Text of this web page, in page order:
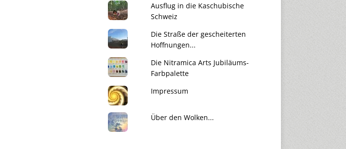
Ausflug in die Kaschubische
Schweiz
Die Straße der gescheiterten
Hoffnungen...
Die Nitramica Arts Jubiläums-
Farbpalette
Impressum
Über den Wolken...